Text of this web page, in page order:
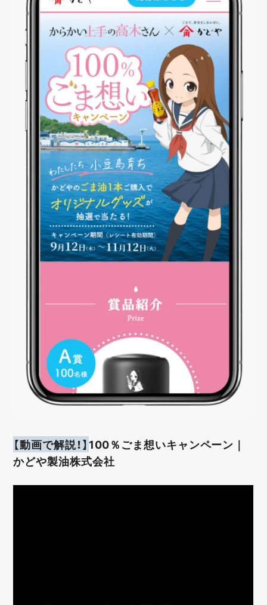
【動画で解説！】100％ごま想いキャンペーン｜
かどや製油株式会社